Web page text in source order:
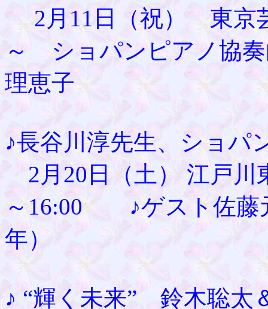
2月11日（祝） 東京
～ ショパンピアノ協
理恵子
♪長谷川淳先生、ショ
2月20日（土） 江戸川
～16:00 ♪ゲスト佐藤
年）
♪ “輝く未来” 鈴木聡太